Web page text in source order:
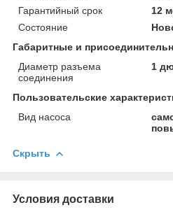
Гарантийный срок
12
Состояние
Габаритные и
Диаметр разъема
соединения
1
Пользовательские
Вид насоса
Скрыть
Условия доставки